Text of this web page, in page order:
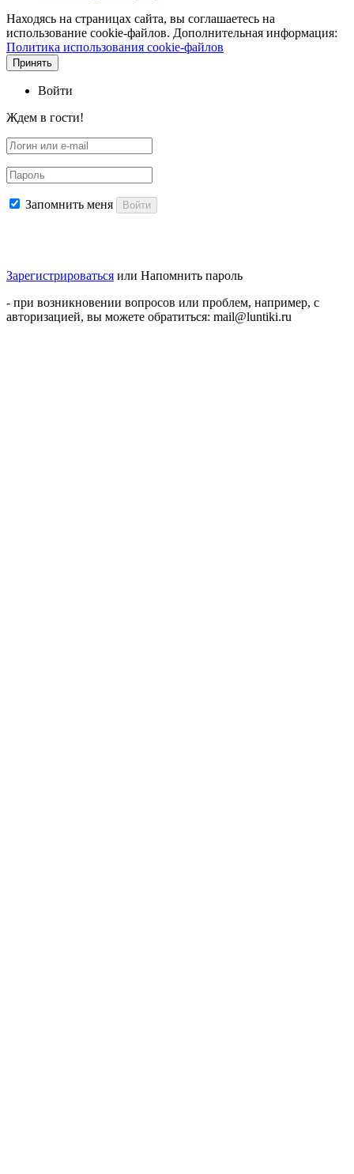
Находясь на страницах сайта, вы соглашаетесь на
использование cookie-файлов. Дополнительная информация:
Политика использования cookie-файлов
Принять
Войти
Ждем в гости!
Запомнить меня Войти
Зарегистрироваться или Напомнить пароль
- при возникновении вопросов или проблем, например, с
авторизацией, вы можете обратиться: mail@luntiki.ru